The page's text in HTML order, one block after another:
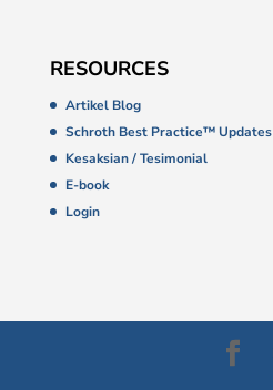
RESOURCES
Artikel Blog
Schroth Best Practice™ Updates
Kesaksian / Tesimonial
E-book
Login